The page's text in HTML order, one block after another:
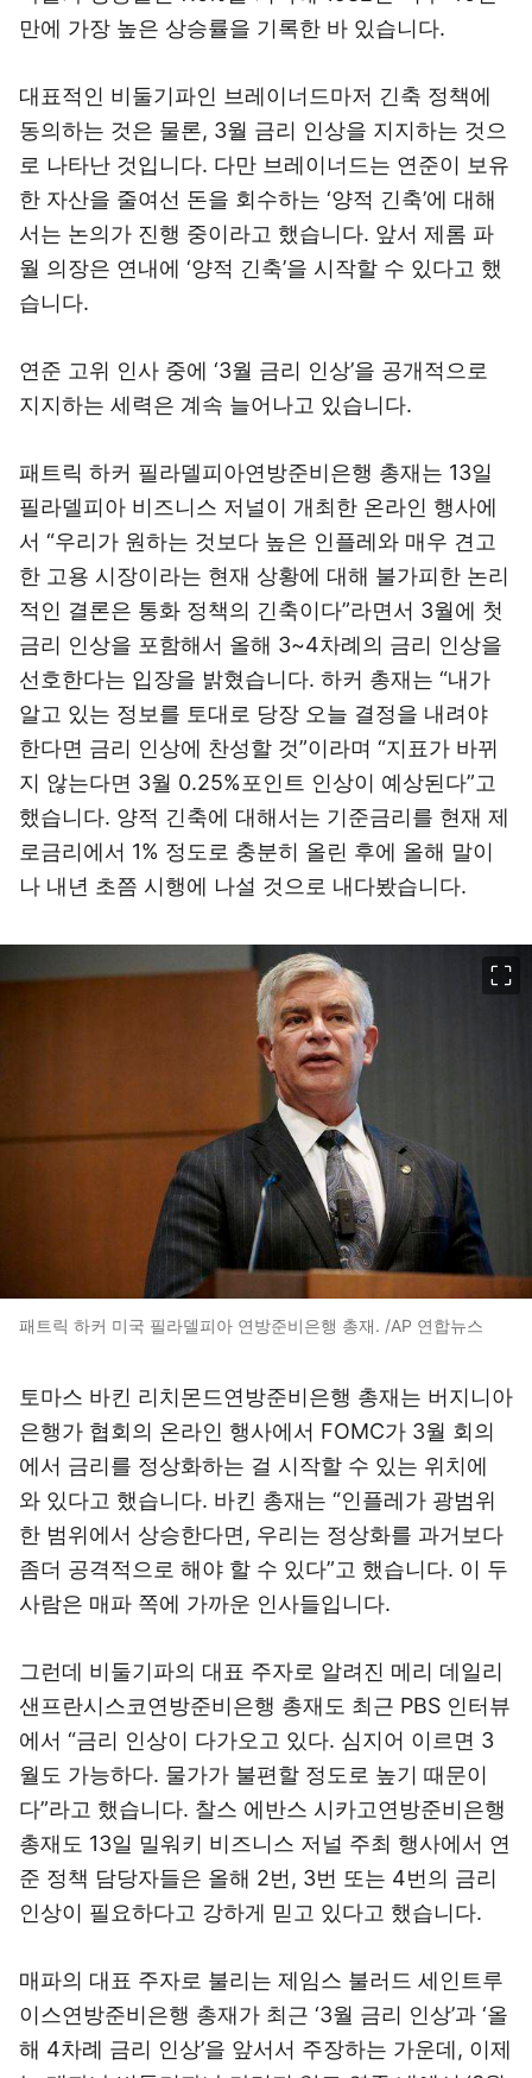
만에 가장 높은 상승률을 기록한 바 있습니다.
대표적인 비둘기파인 브레이너드마저 긴축 정책에
동의하는 것은 물론, 3월 금리 인상을 지지하는 것으
로 나타난 것입니다. 다만 브레이너드는 연준이 보유
한 자산을 줄여선 돈을 회수하는 ‘양적 긴축’에 대해
서는 논의가 진행 중이라고 했습니다. 앞서 제롬 파
월 의장은 연내에 ‘양적 긴축’을 시작할 수 있다고 했
습니다.
연준 고위 인사 중에 ‘3월 금리 인상’을 공개적으로
지지하는 세력은 계속 늘어나고 있습니다.
패트릭 하커 필라델피아연방준비은행 총재는 13일
필라델피아 비즈니스 저널이 개최한 온라인 행사에
서 “우리가 원하는 것보다 높은 인플레와 매우 견고
한 고용 시장이라는 현재 상황에 대해 불가피한 논리
적인 결론은 통화 정책의 긴축이다”라면서 3월에 첫
금리 인상을 포함해서 올해 3~4차례의 금리 인상을
선호한다는 입장을 밝혔습니다. 하커 총재는 “내가
알고 있는 정보를 토대로 당장 오늘 결정을 내려야
한다면 금리 인상에 찬성할 것”이라며 “지표가 바뀌
지 않는다면 3월 0.25%포인트 인상이 예상된다”고
했습니다. 양적 긴축에 대해서는 기준금리를 현재 제
로금리에서 1% 정도로 충분히 올린 후에 올해 말이
나 내년 초쯤 시행에 나설 것으로 내다봤습니다.
패트릭 하커 미국 필라델피아 연방준비은행 총재. /AP 연합뉴스
토마스 바킨 리치몬드연방준비은행 총재는 버지니아
은행가 협회의 온라인 행사에서 FOMC가 3월 회의
에서 금리를 정상화하는 걸 시작할 수 있는 위치에
와 있다고 했습니다. 바킨 총재는 “인플레가 광범위
한 범위에서 상승한다면, 우리는 정상화를 과거보다
좀더 공격적으로 해야 할 수 있다”고 했습니다. 이 두
사람은 매파 쪽에 가까운 인사들입니다.
그런데 비둘기파의 대표 주자로 알려진 메리 데일리
샌프란시스코연방준비은행 총재도 최근 PBS 인터뷰
에서 “금리 인상이 다가오고 있다. 심지어 이르면 3
월도 가능하다. 물가가 불편할 정도로 높기 때문이
다”라고 했습니다. 찰스 에반스 시카고연방준비은행
총재도 13일 밀워키 비즈니스 저널 주최 행사에서 연
준 정책 담당자들은 올해 2번, 3번 또는 4번의 금리
인상이 필요하다고 강하게 믿고 있다고 했습니다.
매파의 대표 주자로 불리는 제임스 불러드 세인트루
이스연방준비은행 총재가 최근 ‘3월 금리 인상’과 ‘올
해 4차례 금리 인상’을 앞서서 주장하는 가운데, 이제